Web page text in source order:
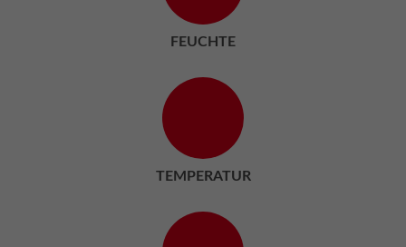
FEUCHTE
TEMPERATUR